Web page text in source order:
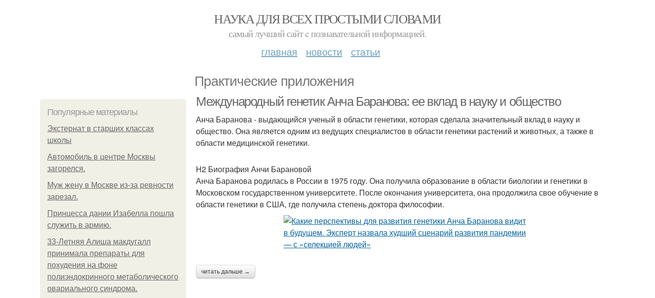
НАУКА ДЛЯ ВСЕХ ПРОСТЫМИ СЛОВАМИ
самый лучший сайт c познавательной информацией.
главная новости статьи
Практические приложения
Популярные материалы
Экстернат в старших классах
школы
Автомобиль в центре Москвы
загорелся.
Mуж жену в Москве из-за ревности
зарезал.
Принцесса дании Изабелла пошла
служить в армию.
33-Летняя Алиша макдугалл
принимала препараты для
похудения на фоне
полиэндокринного метаболического
овариального синдрома.
Международный генетик Анча Баранова: ее вклад в науку и общество
Анча Баранова - выдающийся ученый в области генетики, которая сделала значительный вклад в науку и
общество. Она является одним из ведущих специалистов в области генетики растений и животных, а также в
области медицинской генетики.
H2 Биография Анчи Барановой
Анча Баранова родилась в России в 1975 году. Она получила образование в области биологии и генетики в
Московском государственном университете. После окончания университета, она продолжила свое обучение в
области генетики в США, где получила степень доктора философии.
читать дальше →